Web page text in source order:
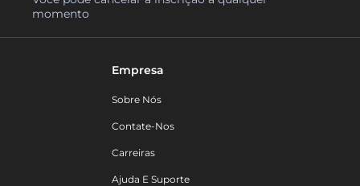
momento
Empresa
Sobre Nós
Contate-Nos
Carreiras
Ajuda E Suporte